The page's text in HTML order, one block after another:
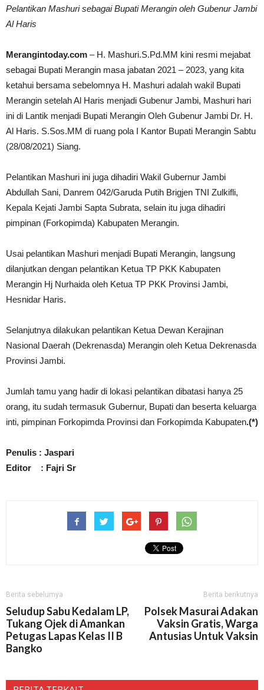
Pelantikan Mashuri sebagai Bupati Merangin oleh Gubenur Jambi
Al Haris
Merangintoday.com – H. Mashuri.S.Pd.MM kini resmi mejabat
sebagai Bupati Merangin masa jabatan 2021 – 2023, yang kita
ketahui bersama sebelomnya H. Mashuri adalah wakil Bupati
Merangin setelah Al Haris menjadi Gubenur Jambi, Mashuri hari
ini di Lantik menjadi Bupati Merangin Oleh Gubenur Jambi Dr. H.
Al Haris. S.Sos.MM di ruang pola I Kantor Bupati Merangin Sabtu
(28/08/2021) Siang.
Pelantikan Mashuri ini juga dihadiri Wakil Gubernur Jambi
Abdullah Sani, Danrem 042/Garuda Putih Brigjen TNI Zulkifli,
Kepala Kejati Jambi Sapta Subrata, selain itu juga dihadiri
pimpinan (Forkopimda) Kabupaten Merangin.
Usai pelantikan Mashuri menjadi Bupati Merangin, langsung
dilanjutkan dengan pelantikan Ketua TP PKK Kabupaten
Merangin Hj Nurhaida oleh Ketua TP PKK Provinsi Jambi,
Hesnidar Haris.
Selanjutnya dilakukan pelantikan Ketua Dewan Kerajinan
Nasional Daerah (Dekrenasda) Merangin oleh Ketua Dekrenasda
Provinsi Jambi.
Jumlah tamu yang hadir di lokasi pelantikan dibatasi hanya 25
orang, itu sudah termasuk Gubernur, Bupati dan beserta keluarga
inti, pimpinan Forkopimda Provinsi dan Forkopimda Kabupaten.(*)
Penulis : Jaspari
Editor : Fajri Sr
Berita sebelumya
Seludup Sabu Kedalam LP,
Tukang Ojek di Amankan
Petugas Lapas Kelas II B
Bangko
Berita berikutnya
Polsek Masurai Adakan
Vaksin Gratis, Warga
Antusias Untuk Vaksin